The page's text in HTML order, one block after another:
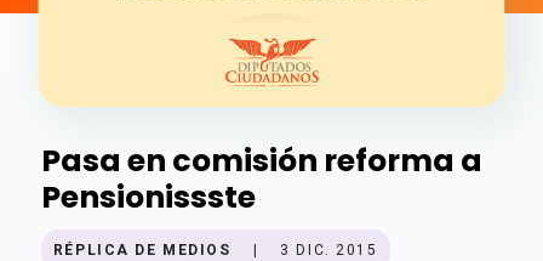
Pasa en comisión reforma a
Pensionissste
RÉPLICA DE MEDIOS 3 DIC. 2015